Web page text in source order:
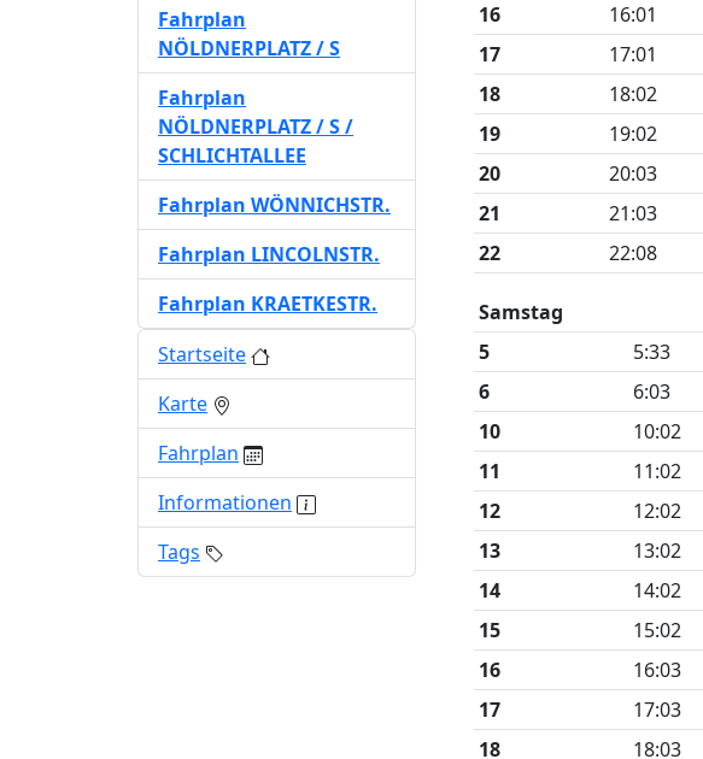
16
16:01
17
17:01
18
18:02
19
19:02
20
20:03
21
21:03
22
22:08
Samstag
5
5:33
6
6:03
10
10:02
11
11:02
12
12:02
13
13:02
14
14:02
15
15:02
16
16:03
17
17:03
18
18:03
Fahrplan
NÖLDNERPLATZ / S
Fahrplan
NÖLDNERPLATZ / S /
SCHLICHTALLEE
Fahrplan WÖNNICHSTR.
Fahrplan LINCOLNSTR.
Fahrplan KRAETKESTR.
Startseite
Karte
Fahrplan
Informationen
Tags